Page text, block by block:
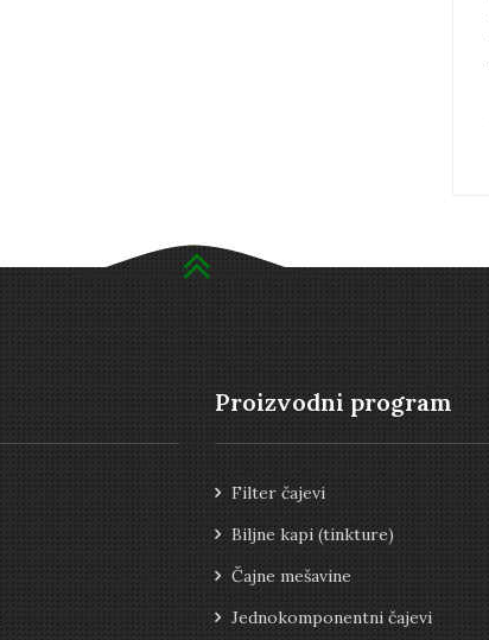
Proizvodni program
Filter čajevi
Biljne kapi (tinkture)
Čajne mešavine
Jednokomponentni čajevi